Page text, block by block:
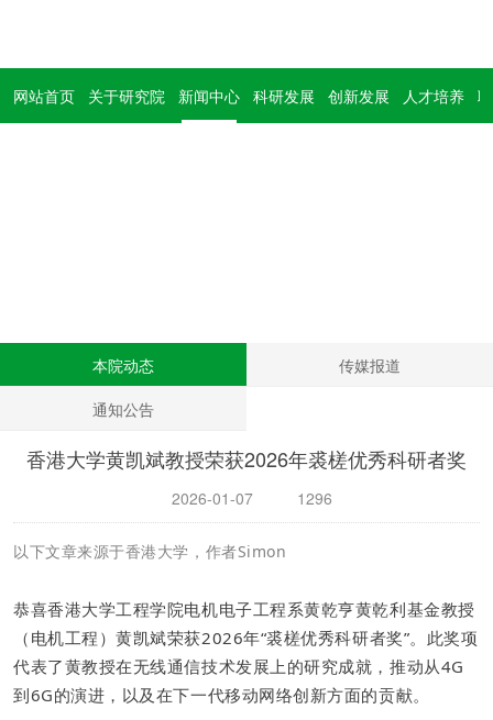
网站首页 关于研究院 新闻中心 科研发展 创新发展 人才培养
本院动态
传媒报道
通知公告
香港大学黄凯斌教授荣获2026年裘槎优秀科研者奖
2026-01-07 1296
以下文章来源于香港大学，作者Simon
恭喜香港大学工程学院电机电子工程系黄乾亨黄乾利基金教授
（电机工程）黄凯斌荣获2026年“裘槎优秀科研者奖”。此奖项
代表了黄教授在无线通信技术发展上的研究成就，推动从4G
到6G的演进，以及在下一代移动网络创新方面的贡献。